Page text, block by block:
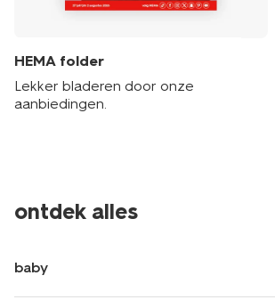
HEMA folder
Lekker bladeren door onze
aanbiedingen.
ontdek alles
baby